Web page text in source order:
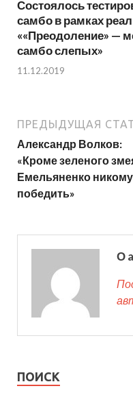
Состоялось
самбо в рамках
««Преодоление» —
самбо слепых»
11.12.2019
ПРЕДЫДУЩАЯ
Александр Волков:
«Кроме зеленого
Емельяненко
победить»
О
ПОИСК